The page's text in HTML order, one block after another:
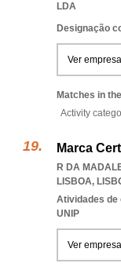
LDA
Designação
Ver empresa
Matches in
Activity
Marca
R DA
LISBOA,
Atividades de
UNIP
Ver empresa